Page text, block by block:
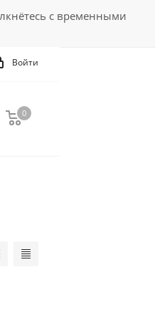
с временными
Войти
0
0